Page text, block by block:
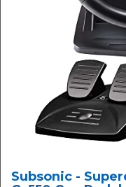
Subsonic -